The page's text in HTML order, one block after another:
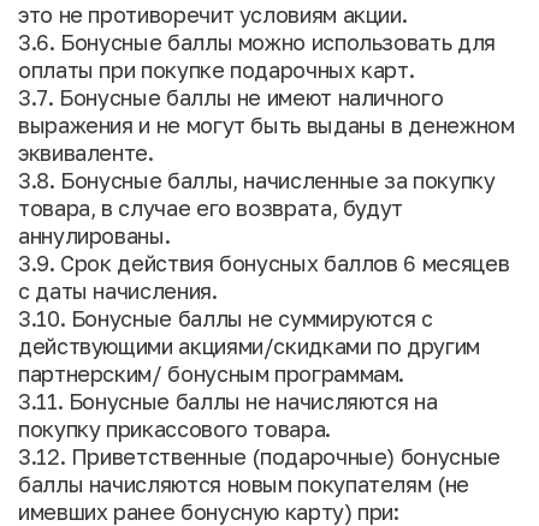
это не противоречит условиям акции.
3.6. Бонусные баллы можно использовать для
оплаты при покупке подарочных карт.
3.7. Бонусные баллы не имеют наличного
выражения и не могут быть выданы в денежном
эквиваленте.
3.8. Бонусные баллы, начисленные за покупку
товара, в случае его возврата, будут
аннулированы.
3.9. Срок действия бонусных баллов 6 месяцев
с даты начисления.
3.10. Бонусные баллы не суммируются с
действующими акциями/скидками по другим
партнерским/ бонусным программам.
3.11. Бонусные баллы не начисляются на
покупку прикассового товара.
3.12. Приветственные (подарочные) бонусные
баллы начисляются новым покупателям (не
имевших ранее бонусную карту) при: